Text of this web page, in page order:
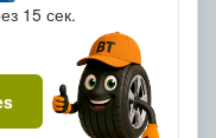
15сек.